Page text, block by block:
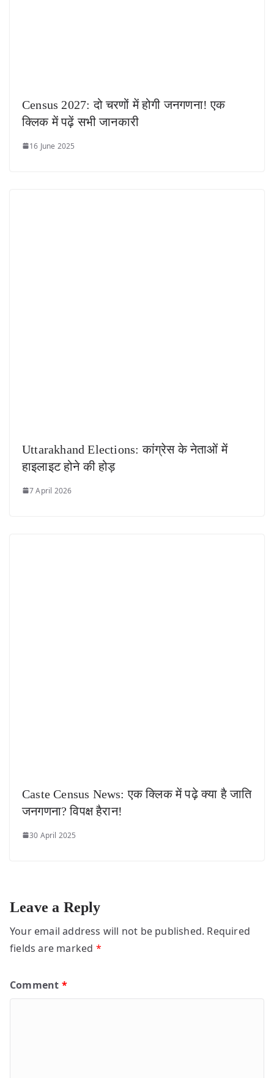
Census 2027: दो चरणों में होगी जनगणना! एक
क्लिक में पढ़ें सभी जानकारी
16 June 2025
Uttarakhand Elections: कांग्रेस के नेताओं में
हाइलाइट होने की होड़
7 April 2026
Caste Census News: एक क्लिक में पढ़े क्या है जाति
जनगणना? विपक्ष हैरान!
30 April 2025
Leave a Reply
Your email address will not be published. Required
fields are marked *
Comment *